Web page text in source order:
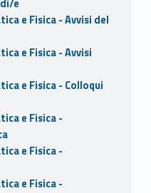
e
e Fisica - Avvisi del
e Fisica - Avvisi
e Fisica - Colloqui
e Fisica -
e Fisica -
e Fisica -